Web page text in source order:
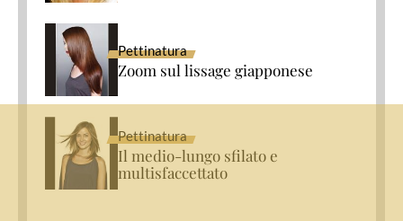
Pettinatura
Zoom sul lissage giapponese
Pettinatura
Il medio-lungo sfilato e
multisfaccettato